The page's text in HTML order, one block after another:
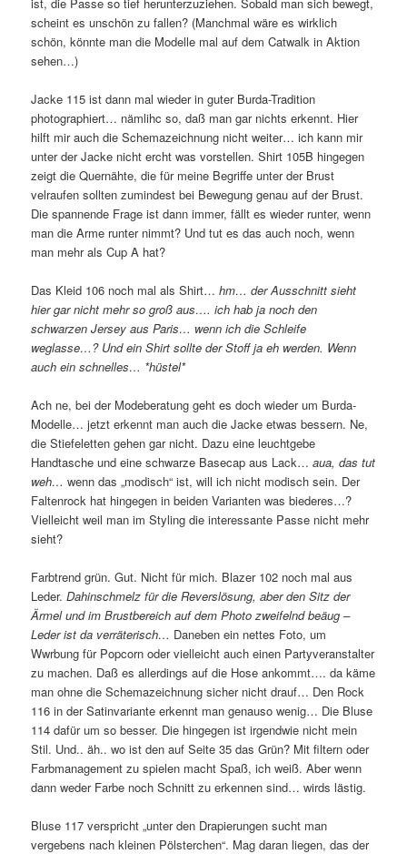
scheint es unschön zu fallen? (Manchmal wäre es wirklich
schön, könnte man die Modelle mal auf dem Catwalk in Aktion
sehen…)
Jacke 115 ist dann mal wieder in guter Burda-Tradition
photographiert… nämlihc so, daß man gar nichts erkennt. Hier
hilft mir auch die Schemazeichnung nicht weiter… ich kann mir
unter der Jacke nicht ercht was vorstellen. Shirt 105B hingegen
zeigt die Quernähte, die für meine Begriffe unter der Brust
velraufen sollten zumindest bei Bewegung genau auf der Brust.
Die spannende Frage ist dann immer, fällt es wieder runter, wenn
man die Arme runter nimmt? Und tut es das auch noch, wenn
man mehr als Cup A hat?
Das Kleid 106 noch mal als Shirt…hm… der Ausschnitt sieht
hier gar nicht mehr so groß aus…. ich hab ja noch den
schwarzen Jersey aus Paris… wenn ich die Schleife
weglasse…? Und ein Shirt sollte der Stoff ja eh werden. Wenn
auch ein schnelles… *hüstel*
Ach ne, bei der Modeberatung geht es doch wieder um Burda-
Modelle… jetzt erkennt man auch die Jacke etwas bessern. Ne,
die Stiefeletten gehen gar nicht. Dazu eine leuchtgebe
Handtasche und eine schwarze Basecap aus Lack…aua, das tut
weh…wenn das „modisch“ ist, will ich nicht modisch sein. Der
Faltenrock hat hingegen in beiden Varianten was biederes…?
Vielleicht weil man im Styling die interessante Passe nicht mehr
sieht?
Farbtrend grün. Gut. Nicht für mich. Blazer 102 noch mal aus
Leder.Dahinschmelz für die Reverslösung, aber den Sitz der
Ärmel und im Brustbereich auf dem Photo zweifelnd beäug –
Leder ist da verräterisch… Daneben ein nettes Foto, um
Wwrbung für Popcorn oder vielleicht auch einen Partyveranstalter
zu machen. Daß es allerdings auf die Hose ankommt…. da käme
man ohne die Schemazeichnung sicher nicht drauf… Den Rock
116 in der Satinvariante erkennt man genauso wenig… Die Bluse
114 dafür um so besser. Die hingegen ist irgendwie nicht mein
Stil. Und.. äh.. wo ist den auf Seite 35 das Grün? Mit filtern oder
Farbmanagement zu spielen macht Spaß, ich weiß. Aber wenn
dann weder Farbe noch Schnitt zu erkennen sind… wirds lästig.
Bluse 117 verspricht „unter den Drapierungen sucht man
vergebens nach kleinen Pölsterchen“. Mag daran liegen, das der